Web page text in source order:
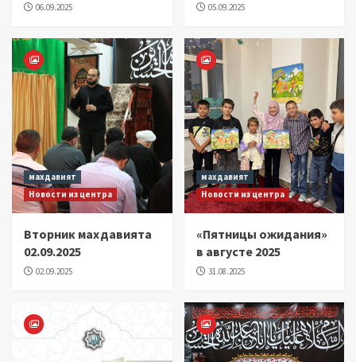
06.09.2025 05.09.2025
махдавият
Новости из центра
Вторник махдавията
02.09.2025
02.09.2025
махдавият
Новости из центра
«Пятницы ожидания»
в августе 2025
31.08.2025